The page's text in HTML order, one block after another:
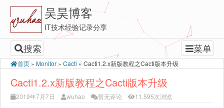
吴昊博客
IT技术经验记录分享
搜索 菜单
首页 » Monitor » Cacti » Cacti1.2.x新版教程之Cacti版本升级
Cacti1.2.x新版教程之Cacti版本升级
2019年7月7日 wuhao 暂无评论 11,595次浏览